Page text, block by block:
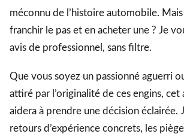
méconnu de l’histoire automobile.
franchir le pas et en acheter une ? Je
avis de professionnel, sans filtre.
Que vous soyez un passionné aguerri
attiré par l’originalité de ces engins, cet
aidera à prendre une décision éclairée.
retours d’expérience concrets, les